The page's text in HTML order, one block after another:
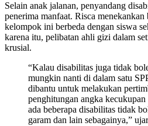
Selain anak jalanan, penyandang
penerima manfaat. Risca
kelompok ini berbeda dengan siswa
karena itu, pelibatan ahli gizi dalam
krusial.
“Kalau disabilitas juga tidak
mungkin nanti di dalam satu
dibantu untuk melakukan
penghitungan angka
ada beberapa disabilitas tidak
garam dan lain sebagainya,”